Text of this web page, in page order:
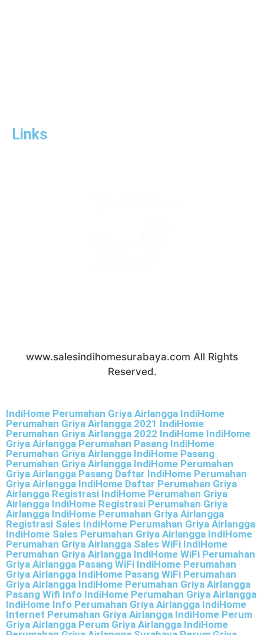
Links
www.salesindihomesurabaya.com All Rights
Reserved.
IndiHome Perumahan Griya Airlangga IndiHome
Perumahan Griya Airlangga 2021 IndiHome
Perumahan Griya Airlangga 2022 IndiHome IndiHome
Griya Airlangga Perumahan Pasang IndiHome
Perumahan Griya Airlangga IndiHome Pasang
Perumahan Griya Airlangga IndiHome Perumahan
Griya Airlangga Pasang Daftar IndiHome Perumahan
Griya Airlangga IndiHome Daftar Perumahan Griya
Airlangga Registrasi IndiHome Perumahan Griya
Airlangga IndiHome Registrasi Perumahan Griya
Airlangga IndiHome Perumahan Griya Airlangga
Registrasi Sales IndiHome Perumahan Griya Airlangga
IndiHome Sales Perumahan Griya Airlangga IndiHome
Perumahan Griya Airlangga Sales WiFi IndiHome
Perumahan Griya Airlangga IndiHome WiFi Perumahan
Griya Airlangga Pasang WiFi IndiHome Perumahan
Griya Airlangga IndiHome Pasang WiFi Perumahan
Griya Airlangga IndiHome Perumahan Griya Airlangga
Pasang Wifi Info IndiHome Perumahan Griya Airlangga
IndiHome Info Perumahan Griya Airlangga IndiHome
Internet Perumahan Griya Airlangga IndiHome Perum
Griya Airlangga Perum Griya Airlangga IndiHome